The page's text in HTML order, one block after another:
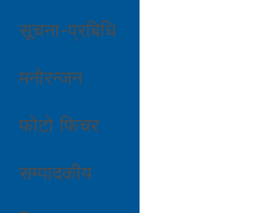
सूचना-प्रबिधि
मनोरन्जन
फोटो फिचर
सम्पादकीय